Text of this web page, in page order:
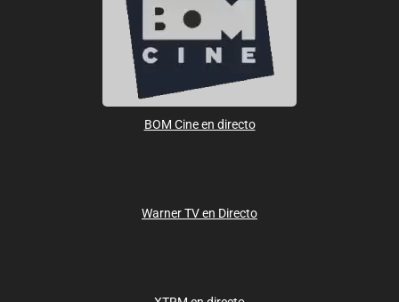
BOM Cine en directo
Warner TV en Directo